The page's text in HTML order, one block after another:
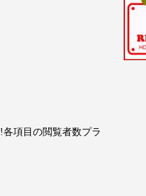
!各項目の閲覧者数プラ